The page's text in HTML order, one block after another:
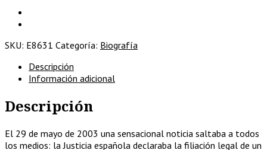
Infante
España
SKU: E8631 Categoría: Biografía
Descripción
Información adicional
Descripción
El 29 de mayo de 2003 una sensacional noticia saltaba a todos
los medios: la Justicia española declaraba la filiación legal de un